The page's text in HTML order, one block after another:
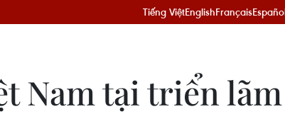
Tiếng ViệtEnglishFrançais
Nam tại triển